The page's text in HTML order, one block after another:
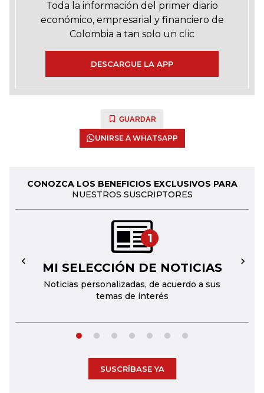
Toda la información del primer diario
económico, empresarial y financiero de
Colombia a tan solo un clic
DESCARGUE LA APP
GUARDAR
UNIRSE A WHATSAPP
CONOZCA LOS BENEFICIOS EXCLUSIVOS PARA
NUESTROS SUSCRIPTORES
1
MI SELECCIÓN DE NOTICIAS
Noticias personalizadas, de acuerdo a sus
temas de interés
← →
SUSCRÍBASE YA